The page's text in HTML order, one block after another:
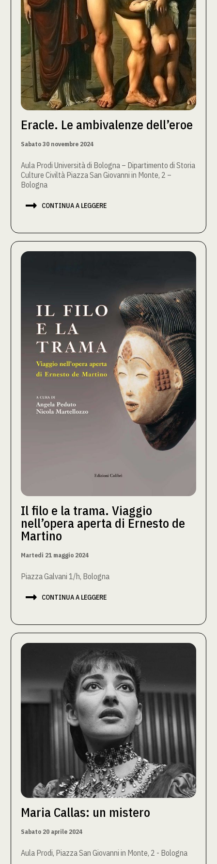
Eracle. Le ambivalenze dell’eroe
Sabato 30 novembre 2024
Aula Prodi Università di Bologna – Dipartimento di Storia
Culture Civiltà Piazza San Giovanni in Monte, 2 –
Bologna
 CONTINUA A LEGGERE
Il filo e la trama. Viaggio
nell’opera aperta di Ernesto de
Martino
Martedi 21 maggio 2024
Piazza Galvani 1/h, Bologna
 CONTINUA A LEGGERE
Maria Callas: un mistero
Sabato 20 aprile 2024
Aula Prodi, Piazza San Giovanni in Monte, 2 - Bologna